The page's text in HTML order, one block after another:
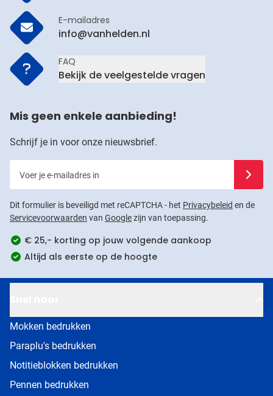
E-mailadres
info@vanhelden.nl
FAQ
Bekijk de veelgestelde vragen
Mis geen enkele aanbieding!
Schrijf je in voor onze nieuwsbrief.
Dit formulier is beveiligd met reCAPTCHA - het Privacybeleid en de
Servicevoorwaarden van Googlezijn van toepassing.
€ 25,- korting op jouw volgende aankoop
Altijd als eerste op de hoogte
Mokken bedrukken
Paraplu's bedrukken
Notitieblokken bedrukken
Pennen bedrukken